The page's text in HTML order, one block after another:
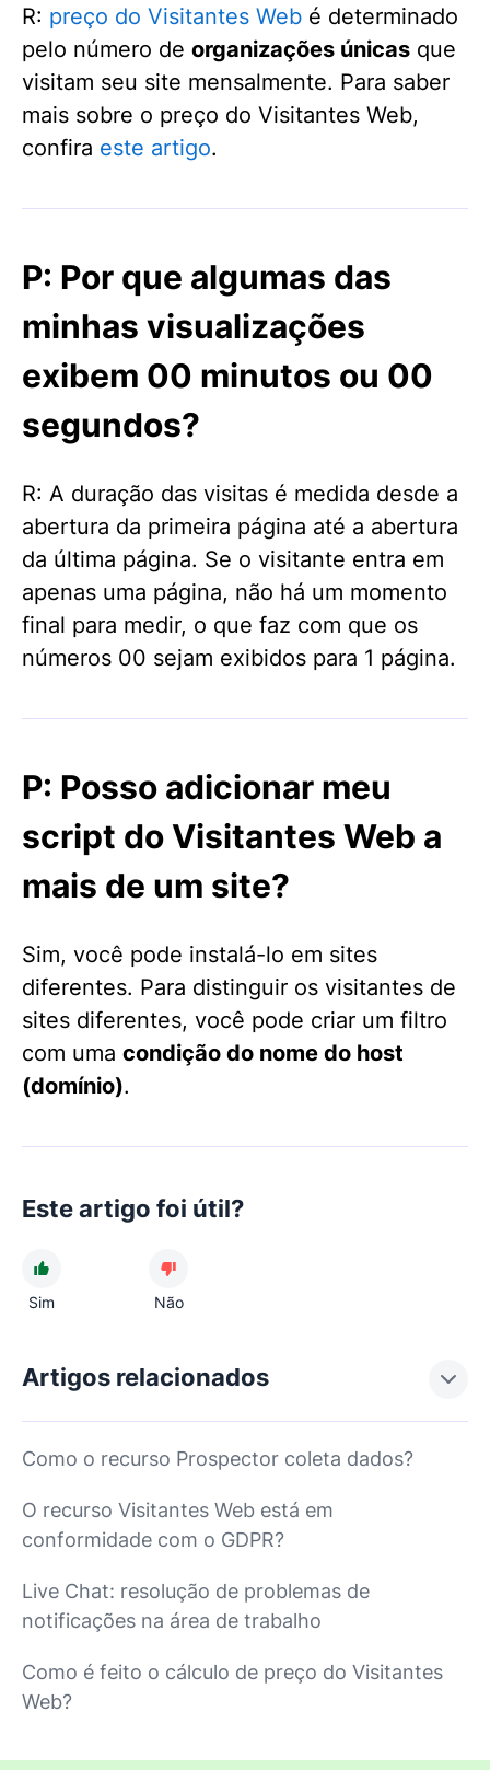
R: preço do Visitantes Web é determinado
pelo número de organizações únicas que
visitam seu site mensalmente. Para saber
mais sobre o preço do Visitantes Web,
confira este artigo.
P: Por que algumas das
minhas visualizações
exibem 00 minutos ou 00
segundos?
R: A duração das visitas é medida desde a
abertura da primeira página até a abertura
da última página. Se o visitante entra em
apenas uma página, não há um momento
final para medir, o que faz com que os
números 00 sejam exibidos para 1 página.
P: Posso adicionar meu
script do Visitantes Web a
mais de um site?
Sim, você pode instalá-lo em sites
diferentes. Para distinguir os visitantes de
sites diferentes, você pode criar um filtro
com uma condição do nome do host
(domínio).
Este artigo foi útil?
Sim Não
Artigos relacionados
Como o recurso Prospector coleta dados?
O recurso Visitantes Web está em
conformidade com o GDPR?
Live Chat: resolução de problemas de
notificações na área de trabalho
Como é feito o cálculo de preço do Visitantes
Web?